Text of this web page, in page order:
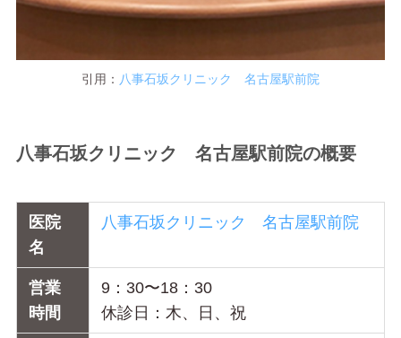
引用： 八事石坂クリニック 名古屋駅前院
八事石坂クリニック 名古屋駅前院の概要
医院
名
八事石坂クリニック 名古屋駅前院
営業
時間
9：30〜18：30
休診日：木、日、祝